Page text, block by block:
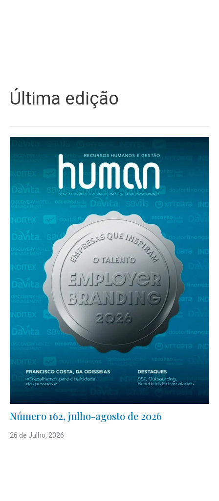
Última edição
Número 162, julho-agosto de 2026
26 de Julho, 2026